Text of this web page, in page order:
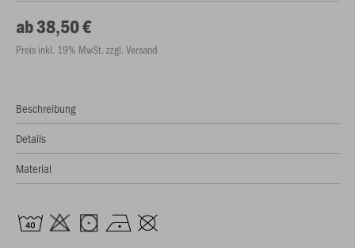
ab 38,50 €
Preis inkl. 19% MwSt. zzgl. Versand
Beschreibung
Details
Material